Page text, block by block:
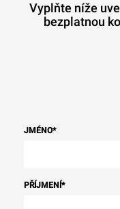
Vyplňte níže
bezplatnou
JMÉNO*
PŘÍJMENÍ *